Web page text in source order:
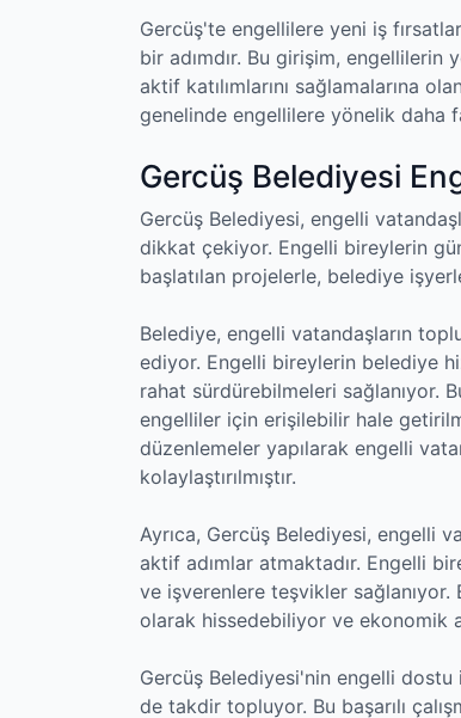
Gercüş'te engellilere yeni iş
bir adımdır. Bu girişim,
aktif katılımlarını sağlamalarına
genelinde engellilere yönelik daha
Gercüş Belediyesi
Gercüş Belediyesi, engelli
dikkat çekiyor. Engelli bireylerin
başlatılan projelerle, belediye
Belediye, engelli vatandaşların
ediyor. Engelli bireylerin belediye
rahat sürdürebilmeleri sağlanıyor.
engelliler için erişilebilir hale
düzenlemeler yapılarak engelli
kolaylaştırılmıştır.
Ayrıca, Gercüş Belediyesi, engelli
aktif adımlar atmaktadır. Engelli
ve işverenlere teşvikler
olarak hissedebiliyor ve ekonomik
Gercüş Belediyesi'nin engelli
de takdir topluyor. Bu başarılı